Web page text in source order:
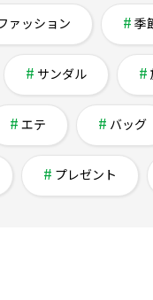
ァッション 季
サンダル
エテ バッグ
プレゼント